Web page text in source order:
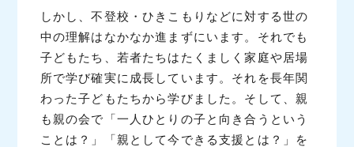
しかし、不登校・ひきこもりなどに対する世の
中の理解はなかなか進まずにいます。それでも
子どもたち、若者たちはたくましく家庭や居場
所で学び確実に成長しています。それを長年関
わった子どもたちから学びました。そして、親
も親の会で「一人ひとりの子と向き合うという
ことは？」「親として今できる支援とは？」を